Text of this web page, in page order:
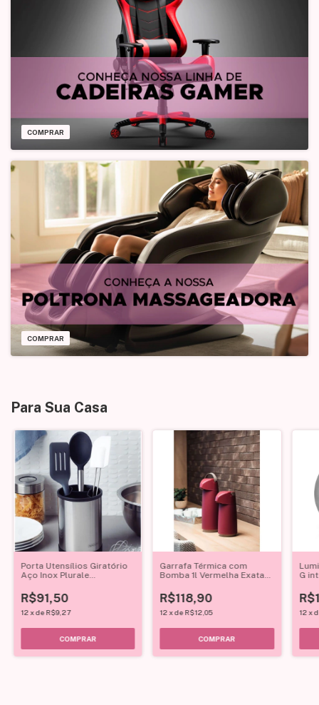
COMPRAR
COMPRAR
Para Sua Casa
Porta Utensílios Giratório
Aço Inox Plurale
R$91,50
12xdeR$9,27
Garrafa Térmica com
Bomba 1l Vermelha Exata
R$118,90
12 xdeR$12,05
G
12x